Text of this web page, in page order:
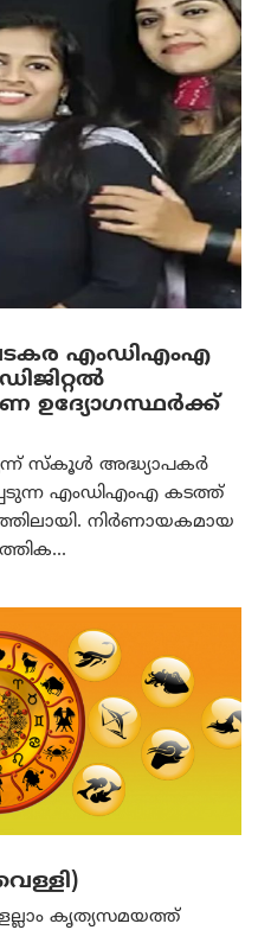
എംഡി‌എം‌എ
ഉദ്യോഗസ്ഥര്‍ക്ക്
സ്കൂൾ അദ്ധ്യാപകർ
എംഡിഎംഎ കടത്ത്
നിർണായകമായ
കൃത്യസമയത്ത്